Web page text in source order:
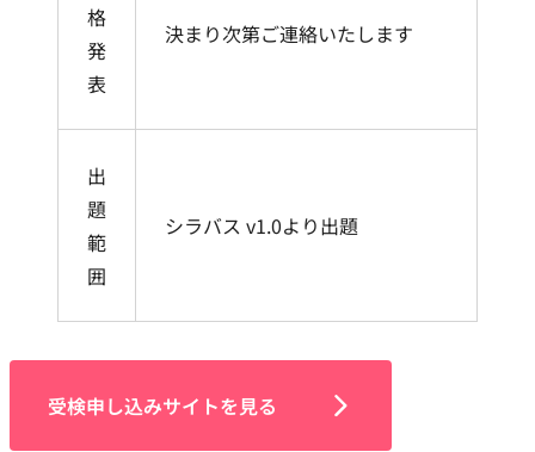
格
発
表
決まり次第ご連絡いたします
出
題
範
囲
シラバス v1.0より出題
受検申し込みサイトを見る